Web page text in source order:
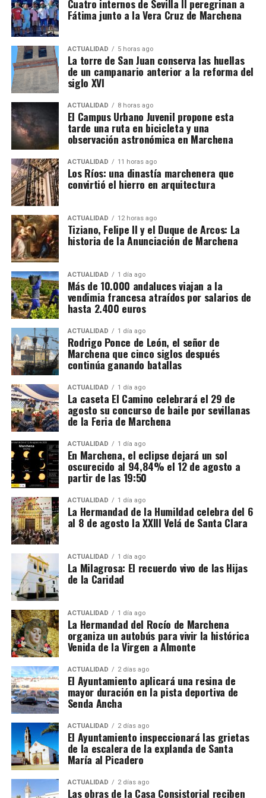
Felipe II, consciente del talento de Tiziano, le confió
la realización de susPoesías,una serie de cuadros
mitológicos que desbordaban
profundamente al monarca, fueLa Anunciación
Tiziano. Su dramatismo, la iluminación etérea y la
intensidad emocional la convirtieron en una
referencia obligada
aquí donde entra en juego la figura deVasco Pereira
De Tiziano a Vasco Pereira
Vasco Pereira, un pintor portugués afincado en
Sevilla, fue testigo del impacto que Tiziano tenía en
la corte.Su Anunciación de 1576 es una copia
reinterpretada de la obra del maestro veneciano,y fue
encargada para la Iglesia de San Juan Bautista de
Marchena por los Duques de Arcos.
La clave está en Luis Cristóbal Ponce de León,
terreno. Aproximadamente el 90% repite campaña y
se desplaza en cuadrillas contratadas previamente
por explotaciones que ya conocen. Muchos puestos
han pasado de padres a hijos y se mantienen desde
hace décadas.
Cuándo comienza la vendimia
Las primeras incorporaciones están previstas desde
mediados de agosto en las zonas francesas donde la
uva madura antes. La campaña se extenderá durante
septiembre en regiones como Borgoña, Champaña,
Beaujolais y Burdeos.
Los contratos suelen durar entre diez días y tres
semanas. Algunos trabajadores enlazan varias
explotaciones y permanecen en Francia durante más
de un mes. La fecha exacta depende de la
maduración de la uva y de las temperaturas.
Cuánto se cobra
El salario mínimo oficial francés es de 12,02 euros
brutos por hora. Sin embargo, las ofertas actuales
consultadas por France Travail ofrecen entre 12,31 y
14,50 euros brutos, dependiendo de la finca y del
trabajo realizado.
CCOO calcula unos ingresos de entre 1.900 y 2.337
euros netos mensuales, que pueden aproximarse a
2.400 euros cuando se realizan horas extraordinarias
o se reciben complementos.
La jornada ordinaria es de 35 horas semanales. Las
horas adicionales deben pagarse con los siguientes
recargos:
De la hora 36 a la 43: un 25% más.
El contrato también debe incluir una compensación
por vacaciones de al menos el 10% del salario bruto.
Alojamiento, comida y
transporte
No todas las explotaciones ofrecen las mismas
condiciones. Algunas proporcionan alojamiento y
comida gratuitamente, otras solamente vivienda o
una comida diaria y también existen contratos sin
manutención ni alojamiento.
El trabajador debe comprobar antes de salir:
Salario bruto por hora.
Cuatro internos de Sevilla II peregrinan a
Fátima junto a la Vera Cruz de Marchena
ACTUALIDAD 5 horas ago
La torre de San Juan conserva las huellas
de un campanario anterior a la reforma del
siglo XVI
ACTUALIDAD 8 horas ago
El Campus Urbano Juvenil propone esta
tarde una ruta en bicicleta y una
observación astronómica en Marchena
ACTUALIDAD 11 horas ago
Los Ríos: una dinastía marchenera que
convirtió el hierro en arquitectura
ACTUALIDAD 12 horas ago
Tiziano, Felipe II y el Duque de Arcos: La
historia de la Anunciación de Marchena
ACTUALIDAD 1 día ago
Más de 10.000 andaluces viajan a la
vendimia francesa atraídos por salarios de
hasta 2.400 euros
ACTUALIDAD 1 día ago
Rodrigo Ponce de León, el señor de
Marchena que cinco siglos después
continúa ganando batallas
ACTUALIDAD 1 día ago
La caseta El Camino celebrará el 29 de
agosto su concurso de baile por sevillanas
de la Feria de Marchena
ACTUALIDAD 1 día ago
En Marchena, el eclipse dejará un sol
oscurecido al 94,84% el 12 de agosto a
partir de las 19:50
ACTUALIDAD 1 día ago
La Hermandad de la Humildad celebra del 6
al 8 de agosto la XXIII Velá de Santa Clara
ACTUALIDAD 1 día ago
La Milagrosa: El recuerdo vivo de las Hijas
de la Caridad
ACTUALIDAD 1 día ago
La Hermandad del Rocío de Marchena
organiza un autobús para vivir la histórica
Venida de la Virgen a Almonte
ACTUALIDAD 2 días ago
El Ayuntamiento aplicará una resina de
mayor duración en la pista deportiva de
Senda Ancha
ACTUALIDAD 2 días ago
El Ayuntamiento inspeccionará las grietas
de la escalera de la explanda de Santa
María al Picadero
ACTUALIDAD 2 días ago
Las obras de la Casa Consistorial reciben